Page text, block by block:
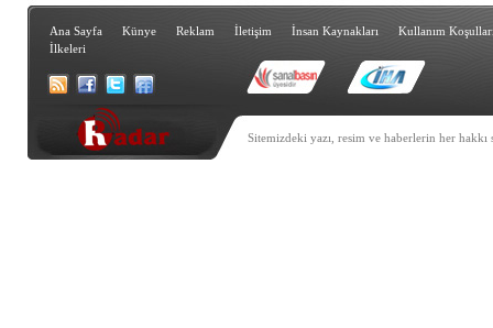
Ana Sayfa Künye Reklam İletişim İnsan Kaynakları
Kullanım
İlkeleri
Sitemizdeki yazı, resim ve haberlerin her